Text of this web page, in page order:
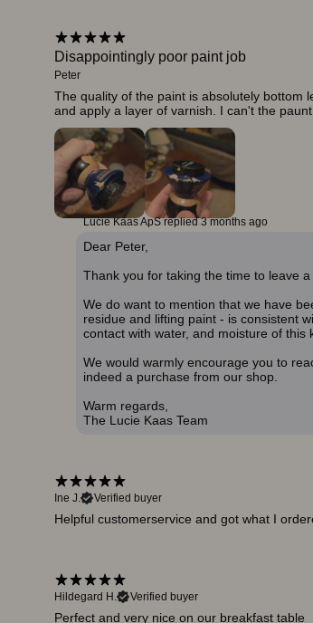
Disappointingly poor paint job
Peter
The quality of the paint is absolutely bottom
and apply a layer of varnish. I can't the
Lucie Kaas ApS replied 3 months ago
Dear Peter,
Thank you for taking the time to leave
We do want to mention that we have
residue and lifting paint - is consistent
contact with water, and moisture of this
We would warmly encourage you to
indeed a purchase from our shop.
Warm regards,
The Lucie Kaas Team
Ine J.
Verified buyer
Helpful customerservice and got what I
Hildegard H.
Verified buyer
Perfect and very nice on our breakfast table